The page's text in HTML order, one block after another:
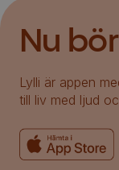
Nu
Lylli är appen
till liv med ljud